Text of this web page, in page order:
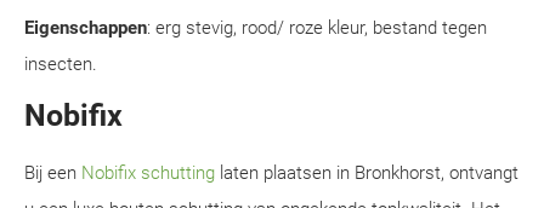
Eigenschappen: erg stevig, rood/ roze kleur, bestand tegen
insecten.
Nobifix
Bij een Nobifix schutting laten plaatsen in Bronkhorst, ontvangt